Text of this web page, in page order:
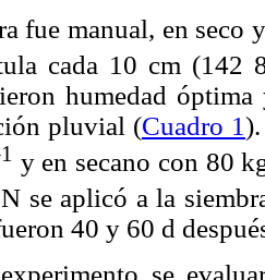
fue manual, en
cada 10 cm (142
humedad óptima
pluvial (Cuadro 1
y en secano con 80
se aplicó a la
40 y 60 d
se